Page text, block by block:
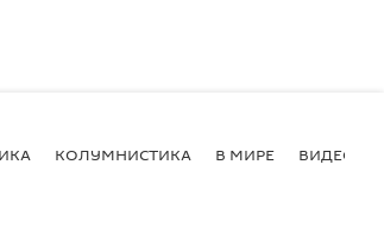
КОЛУМНИСТИКА В МИРЕ ВИДЕО